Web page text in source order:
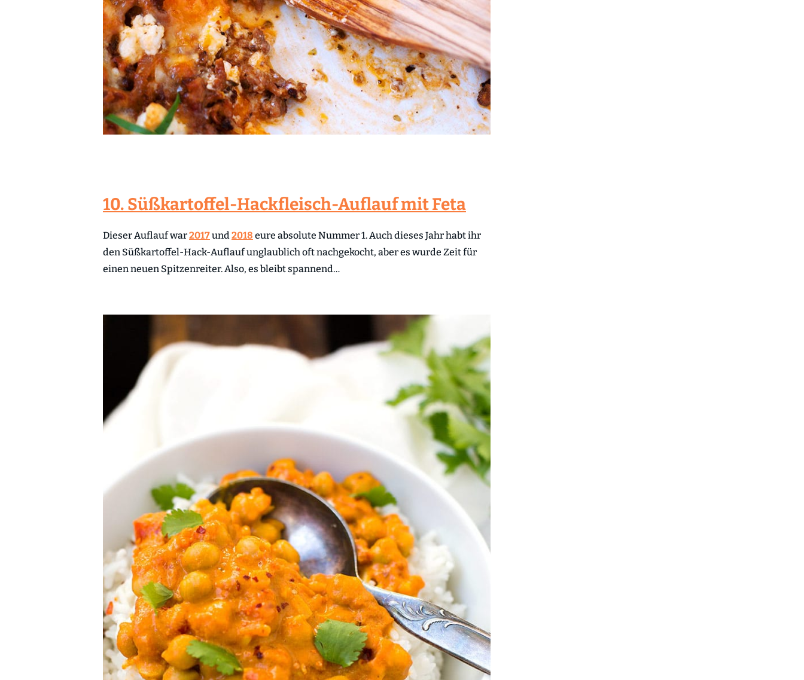
10. Süßkartoffel-Hackfleisch-Auflauf mit Feta
Dieser Auflauf war2017und2018 eure absolute Nummer 1. Auch dieses Jahr habt ihr
den Süßkartoffel-Hack-Auflauf unglaublich oft nachgekocht, aber es wurde Zeit für
einen neuen Spitzenreiter. Also, es bleibt spannend…